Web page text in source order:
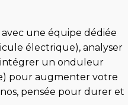
avec une équipe dédiée
électrique), analyser
intégrer un onduleur
pour augmenter votre
pensée pour durer et